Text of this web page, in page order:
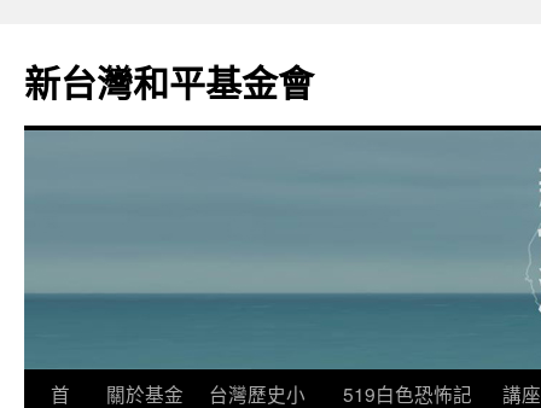
新台灣和平基金會
首
關於基金
台灣歷史小
519白色恐怖記
講